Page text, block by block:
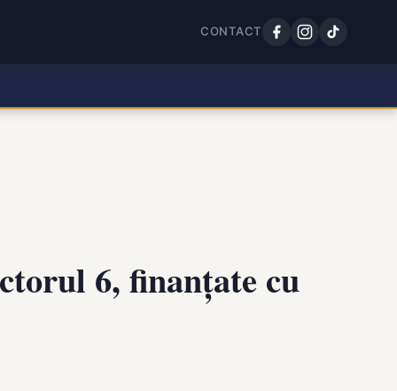
CONTACT
6, finanțate cu